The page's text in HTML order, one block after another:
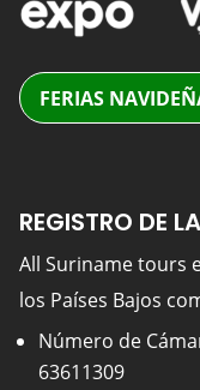
FERIAS
REGISTRO DE
All Suriname tours
los Países Bajos
Número de
63611309